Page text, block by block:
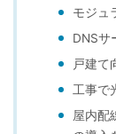
モジュ
DNSサ
戸建て
工事で
屋内配